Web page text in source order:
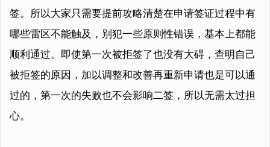
签。所以大家只需要提前攻略清楚在申请签证过程中有
哪些雷区不能触及，别犯一些原则性错误，基本上都能
顺利通过。即使第一次被拒签了也没有大碍，查明自己
被拒签的原因，加以调整和改善再重新申请也是可以通
过的，第一次的失败也不会影响二签，所以无需太过担
心。